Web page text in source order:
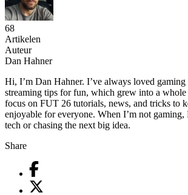
68
Artikelen
Auteur
Dan Hahner
Hi, I’m Dan Hahner. I’ve always loved gaming
streaming tips for fun, which grew into a
focus on FUT 26 tutorials, news, and tricks to
enjoyable for everyone. When I’m not
tech or chasing the next big idea.
Share